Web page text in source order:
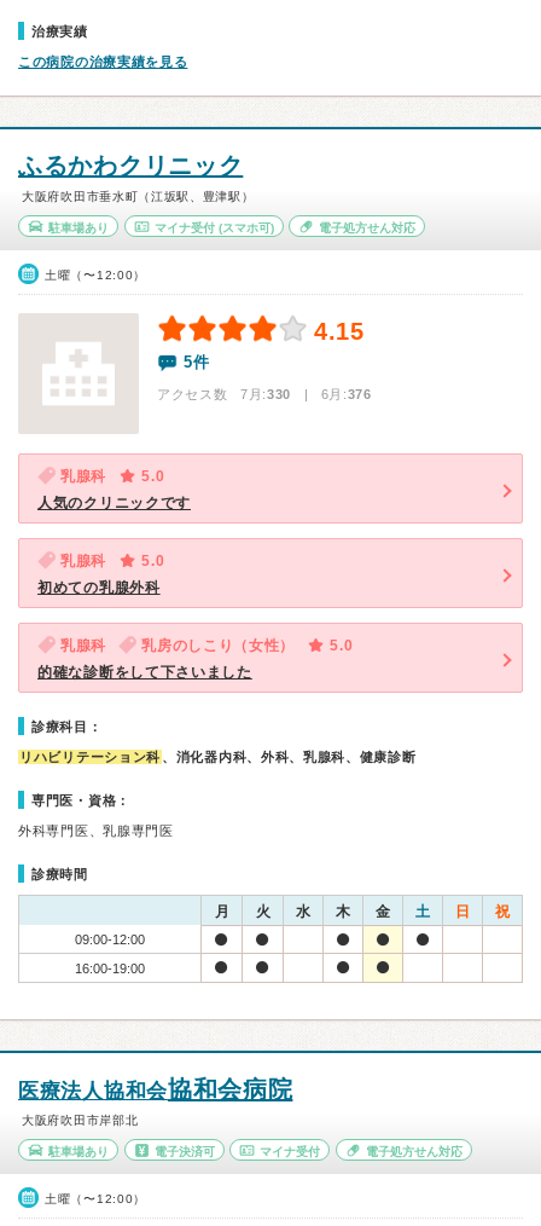
治療実績
この病院の治療実績を見る
ふるかわクリニック
大阪府吹田市垂水町（江坂駅、豊津駅）
駐車場あり マイナ受付(スマホ可) 電子処方せん対応
土曜（〜12:00）
4.15
5件
アクセス数 7月:330 | 6月:376
乳腺科
5.0
人気のクリニックです
乳腺科
5.0
初めての乳腺外科
乳腺科 乳房のしこり（女性）
5.0
的確な診断をして下さいました
診療科目：
リハビリテーション科 、消化器内科、外科、乳腺科、健康診断
専門医・資格：
外科専門医、乳腺専門医
診療時間
月 火 水 木 金 土 日 祝
09:00-12:00
16:00-19:00
医療法人協和会協和会病院
大阪府吹田市岸部北
駐車場あり 電子決済可 マイナ受付 電子処方せん対応
土曜（〜12:00）